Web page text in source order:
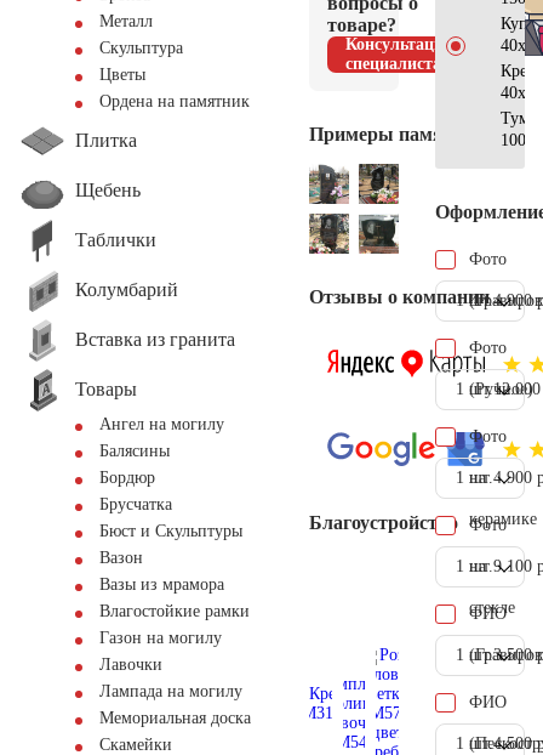
Металл
Скульптура
Цветы
Ордена на памятник
Плитка
Щебень
Таблички
Колумбарий
Вставка из гранита
Товары
Ангел на могилу
Балясины
Бордюр
Брусчатка
Бюст и Скульптуры
Вазон
Вазы из мрамора
Влагостойкие рамки
Газон на могилу
Лавочки
Лампада на могилу
Мемориальная доска
Скамейки
товаре?
Консультация
специалиста
Примеры памятников
Отзывы о компании
Благоустройство
Фото
1 шт.4.900
Фото
(Ручное)
1 шт.
Фото
на
керамике
1 шт. 4.900
Фото
на
стекле
1 шт. 9.100
ФИО
1 шт.3.500
ФИО
1 шт.4.500